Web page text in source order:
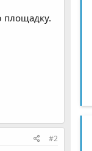
площадку.
#2